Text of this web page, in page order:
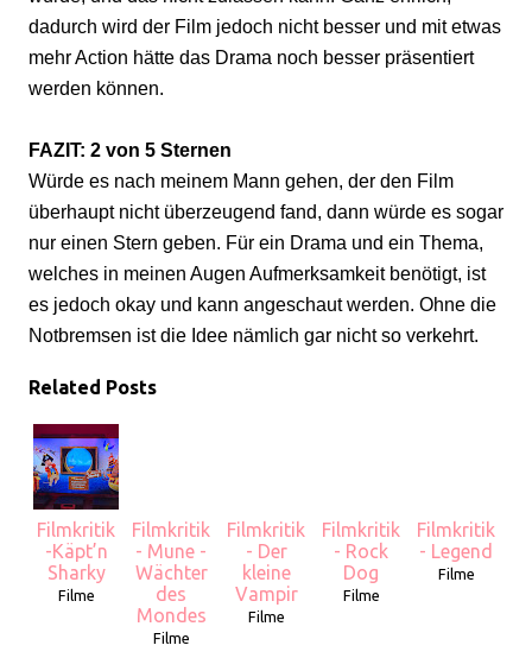
dadurch wird der Film jedoch nicht besser und mit etwas
mehr Action hätte das Drama noch besser präsentiert
werden können.
FAZIT: 2 von 5 Sternen
Würde es nach meinem Mann gehen, der den Film
überhaupt nicht überzeugend fand, dann würde es sogar
nur einen Stern geben. Für ein Drama und ein Thema,
welches in meinen Augen Aufmerksamkeit benötigt, ist
es jedoch okay und kann angeschaut werden. Ohne die
Notbremsen ist die Idee nämlich gar nicht so verkehrt.
Related Posts
Filmkritik
-Käpt’n
Sharky
Filme
Filmkritik
- Mune -
Wächter
des
Mondes
Filme
Filmkritik
- Der
kleine
Vampir
Filme
Filmkritik
- Rock
Dog
Filme
Filmkritik
- Legend
Filme